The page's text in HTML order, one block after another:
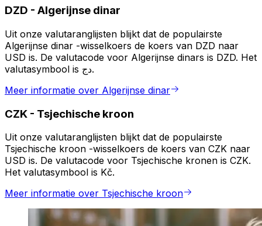
DZD - Algerijnse dinar
Uit onze valutaranglijsten blijkt dat de populairste
Algerijnse dinar -wisselkoers de koers van DZD naar
USD is. De valutacode voor Algerijnse dinars is DZD. Het
valutasymbool is دج.
Meer informatie over Algerijnse dinar
CZK - Tsjechische kroon
Uit onze valutaranglijsten blijkt dat de populairste
Tsjechische kroon -wisselkoers de koers van CZK naar
USD is. De valutacode voor Tsjechische kronen is CZK.
Het valutasymbool is Kč.
Meer informatie over Tsjechische kroon